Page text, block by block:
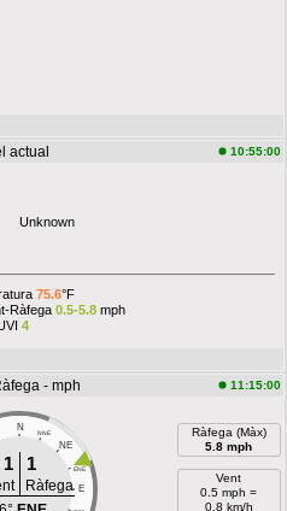
actual 10:55:00
Unknown
75.6°F
Ràfega 0.5-5.8 mph
4
- mph 11:15:00
N NNE
NE
ENE
E
1 1
Ràfega
Ràfega (Màx)
5.8 mph
Vent
0.5 mph =
0.8 km/h